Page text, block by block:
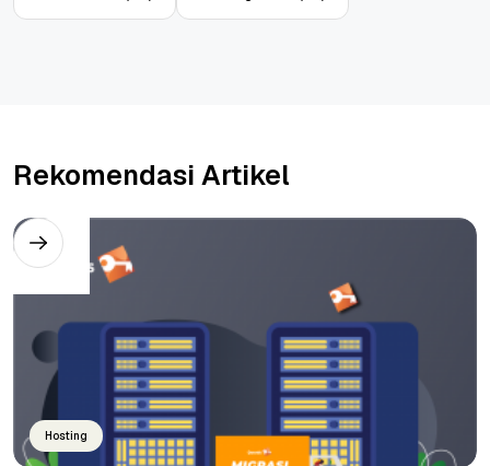
Rekomendasi Artikel
Hosting